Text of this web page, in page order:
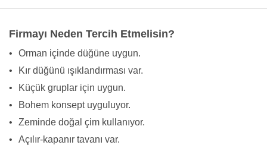
Firmayı Neden Tercih Etmelisin?
•
Orman içinde düğüne uygun.
•
Kır düğünü ışıklandırması var.
•
Küçük gruplar için uygun.
•
Bohem konsept uyguluyor.
•
Zeminde doğal çim kullanıyor.
•
Açılır-kapanır tavanı var.